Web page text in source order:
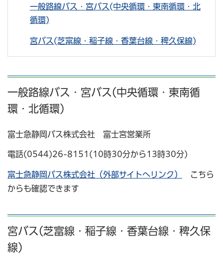
一般路線バス・宮バス(中央循環・東南循環・北
循環)
宮バス(芝富線・稲子線・香葉台線・稗久保線)
一般路線バス・宮バス(中央循環・東南循
環・北循環)
富士急静岡バス株式会社 富士宮営業所
電話(0544)26-8151(10時30分から13時30分)
富士急静岡バス株式会社（外部サイトへリンク）
こちら
からも確認できます
宮バス(芝富線・稲子線・香葉台線・稗久保
線)